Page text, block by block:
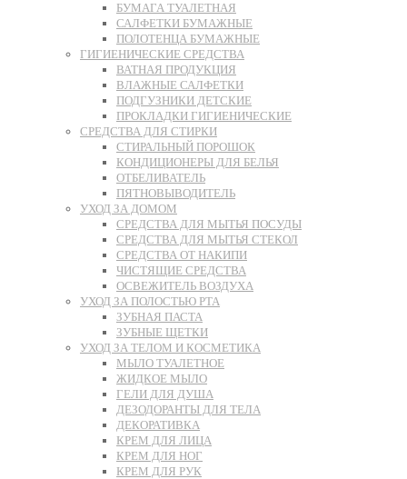
БУМАГА ТУАЛЕТНАЯ
САЛФЕТКИ БУМАЖНЫЕ
ПОЛОТЕНЦА БУМАЖНЫЕ
ГИГИЕНИЧЕСКИЕ СРЕДСТВА
ВАТНАЯ ПРОДУКЦИЯ
ВЛАЖНЫЕ САЛФЕТКИ
ПОДГУЗНИКИ ДЕТСКИЕ
ПРОКЛАДКИ ГИГИЕНИЧЕСКИЕ
СРЕДСТВА ДЛЯ СТИРКИ
СТИРАЛЬНЫЙ ПОРОШОК
КОНДИЦИОНЕРЫ ДЛЯ БЕЛЬЯ
ОТБЕЛИВАТЕЛЬ
ПЯТНОВЫВОДИТЕЛЬ
УХОД ЗА ДОМОМ
СРЕДСТВА ДЛЯ МЫТЬЯ ПОСУДЫ
СРЕДСТВА ДЛЯ МЫТЬЯ СТЕКОЛ
СРЕДСТВА ОТ НАКИПИ
ЧИСТЯЩИЕ СРЕДСТВА
ОСВЕЖИТЕЛЬ ВОЗДУХА
УХОД ЗА ПОЛОСТЬЮ РТА
ЗУБНАЯ ПАСТА
ЗУБНЫЕ ЩЕТКИ
УХОД ЗА ТЕЛОМ И КОСМЕТИКА
МЫЛО ТУАЛЕТНОЕ
ЖИДКОЕ МЫЛО
ГЕЛИ ДЛЯ ДУША
ДЕЗОДОРАНТЫ ДЛЯ ТЕЛА
ДЕКОРАТИВКА
КРЕМ ДЛЯ ЛИЦА
КРЕМ ДЛЯ НОГ
КРЕМ ДЛЯ РУК